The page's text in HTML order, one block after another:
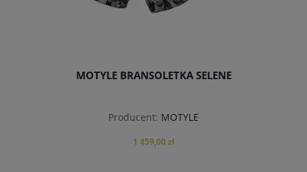
MOTYLE BRANSOLETKA SELENE
Producent: MOTYLE
1 459,00 zł